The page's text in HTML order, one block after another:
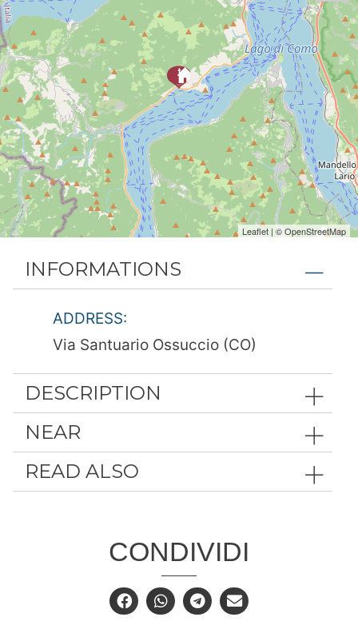
INFORMATIONS
ADDRESS:
Via Santuario Ossuccio (CO)
DESCRIPTION
NEAR
READ ALSO
Leaflet | ©OpenStreetMap
CONDIVIDI